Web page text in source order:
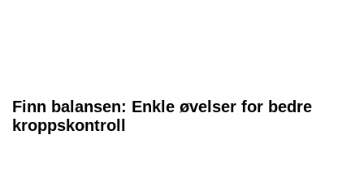
Finn balansen: Enkle øvelser for bedre
kroppskontroll